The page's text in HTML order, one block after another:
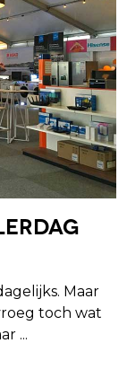
Maar
toch wat
...